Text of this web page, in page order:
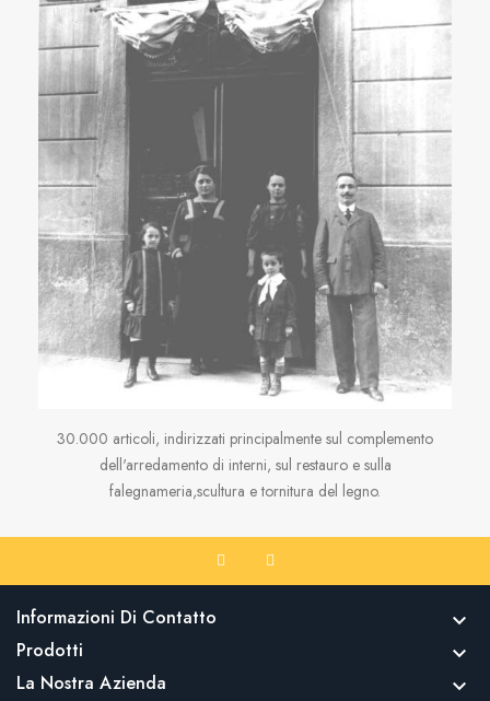
30.000 articoli, indirizzati principalmente sul complemento
dell'arredamento di interni, sul restauro e sulla
falegnameria,scultura e tornitura del legno.
Informazioni Di Contatto 
Prodotti 
La Nostra Azienda 